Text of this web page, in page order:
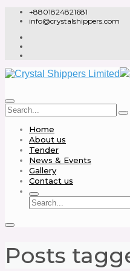
+8801824821681
info@crystalshippers.com
Home
About us
Tender
News & Events
Gallery
Contact us
Posts